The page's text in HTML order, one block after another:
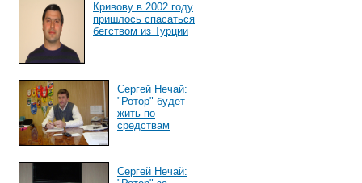
Кривову в 2002 году
пришлось спасаться
бегством из Турции
Сергей Нечай:
"Ротор" будет
жить по
средствам
Сергей Нечай: